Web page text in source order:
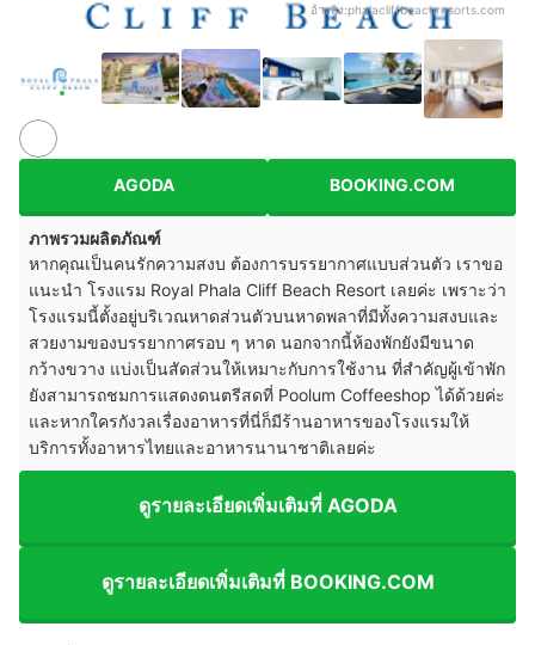
อ้างอิง:phalacliffbeachresorts.com
AGODA BOOKING.COM
ภาพรวมผลิตภัณฑ์
หากคุณเป็นคนรักความสงบ ต้องการบรรยากาศแบบส่วนตัว เราขอ
แนะนำ โรงแรม Royal Phala Cliff Beach Resort เลยค่ะ เพราะว่า
โรงแรมนี้ตั้งอยู่บริเวณหาดส่วนตัวบนหาดพลาที่มีทั้งความสงบและ
สวยงามของบรรยากาศรอบ ๆ หาด นอกจากนี้ห้องพักยังมีขนาด
กว้างขวาง แบ่งเป็นสัดส่วนให้เหมาะกับการใช้งาน ที่สำคัญผู้เข้าพัก
ยังสามารถชมการแสดงดนตรีสดที่ Poolum Coffeeshop ได้ด้วยค่ะ
และหากใครกังวลเรื่องอาหารที่นี่ก็มีร้านอาหารของโรงแรมให้
บริการทั้งอาหารไทยและอาหารนานาชาติเลยค่ะ
ดูรายละเอียดเพิ่มเติมที่ AGODA
ดูรายละเอียดเพิ่มเติมที่ BOOKING.COM